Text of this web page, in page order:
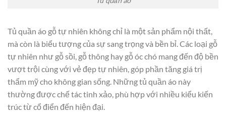
Tủ quần áo gỗ tự nhiên không chỉ là một sản phẩm nội thất,
mà còn là biểu tượng của sự sang trọng và bền bỉ. Các loại gỗ
tự nhiên như gỗ sồi, gỗ thông hay gỗ óc chó mang đến độ bền
vượt trội cùng với vẻ đẹp tự nhiên, góp phần tăng giá trị
thẩm mỹ cho không gian sống. Những tủ quần áo này
thường được chế tác tinh xảo, phù hợp với nhiều kiểu kiến
trúc từ cổ điển đến hiện đại.